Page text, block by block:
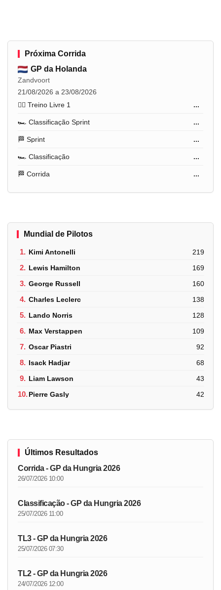
Próxima Corrida
GP da Holanda
Zandvoort
21/08/2026 a 23/08/2026
🏋️‍♂️ Treino Livre 1
...
🏎️ Classificação Sprint ...
🏁 Sprint ...
🏎️ Classificação ...
🏁 Corrida ...
Mundial de Pilotos
1. Kimi Antonelli 219
2. Lewis Hamilton 169
3. George Russell 160
4. Charles Leclerc 138
5. Lando Norris 128
6. Max Verstappen 109
7. Oscar Piastri 92
8. Isack Hadjar 68
9. Liam Lawson 43
10.Pierre Gasly 42
Últimos Resultados
Corrida - GP da Hungria 2026
26/07/2026 10:00
Classificação - GP da Hungria 2026
25/07/2026 11:00
TL3 - GP da Hungria 2026
25/07/2026 07:30
TL2 - GP da Hungria 2026
24/07/2026 12:00